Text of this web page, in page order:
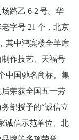
路乙 6-2 号。华
字号 21 个，北京
其中鸿宾楼全羊席
作技艺、天福号
中国驰名商标。集
荣获全国五一劳
部授予的“诚信立
诚信示范单位、北